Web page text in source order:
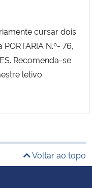
cursar dois
N.º- 76,
Recomenda-se
letivo.
Voltar ao topo